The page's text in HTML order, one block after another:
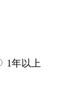
1年以上